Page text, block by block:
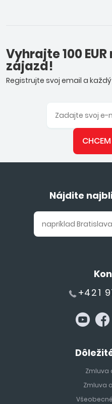
Vyhrajte 100
zájazd!
Registrujte svoj email a
Nájdite
+421
Zmluva
Zmluva